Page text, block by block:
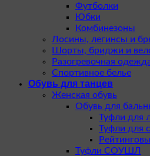
Футболки
Юбки
Комбинезоны
Лосины, легинсы и
Шорты, бриджи и
Разогревочная
Спортивное белье
Обувь для танцев
Женская обувь
Обувь для
Туфли для
Туфли для
Туфли СОУШЛ